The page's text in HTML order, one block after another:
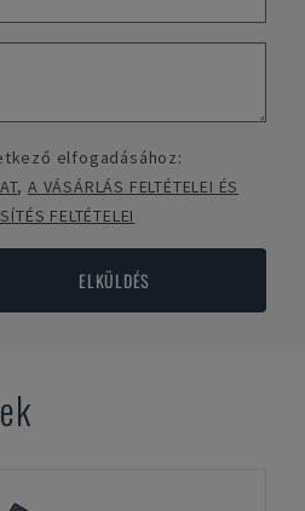
elfogadásához:
,A VÁSÁRLÁS FELTÉTELEI ÉS
FELTÉTELEI
ELKÜLDÉS